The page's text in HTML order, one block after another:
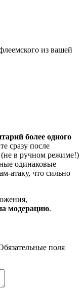
из вашей
более одного
сразу после
в ручном режиме!)
одинаковые
атаку, что сильно
модерацию.
поля